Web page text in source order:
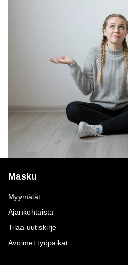
Masku
Myymälät
Ajankohtaista
Tilaa uutiskirje
Avoimet työpaikat